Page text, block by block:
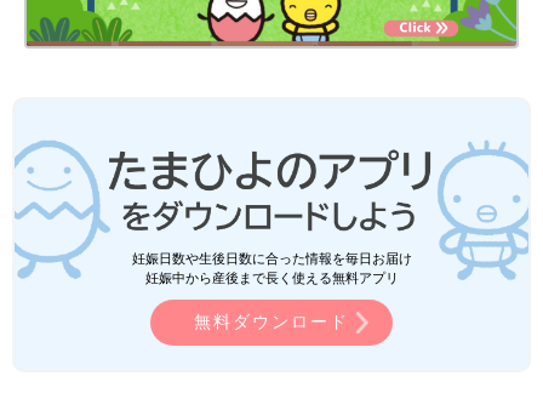
妊娠日数や生後日数に合った情報を毎日お届け
妊娠中から産後まで長く使える無料アプリ
無料ダウンロード